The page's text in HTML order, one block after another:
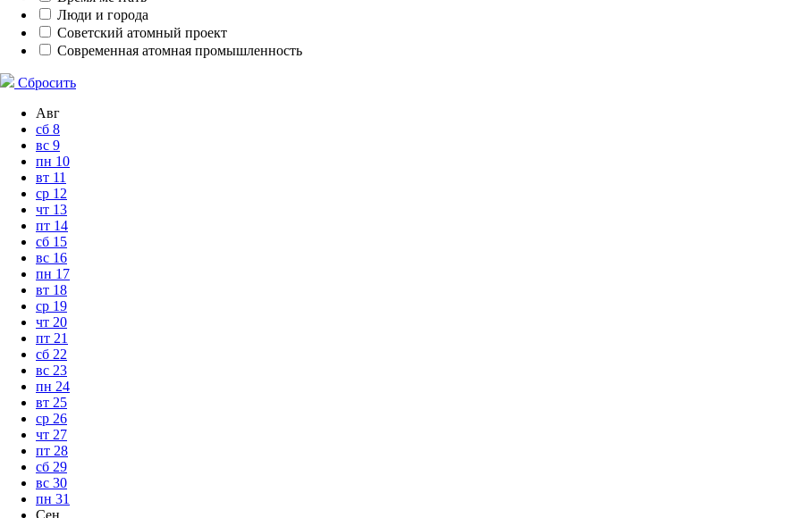
Люди и города
Советский атомный проект
Современная атомная промышленность
Сбросить
Авг
сб 8
вс 9
пн 10
вт 11
ср 12
чт 13
пт 14
сб 15
вс 16
пн 17
вт 18
ср 19
чт 20
пт 21
сб 22
вс 23
пн 24
вт 25
ср 26
чт 27
пт 28
сб 29
вс 30
пн 31
Сен